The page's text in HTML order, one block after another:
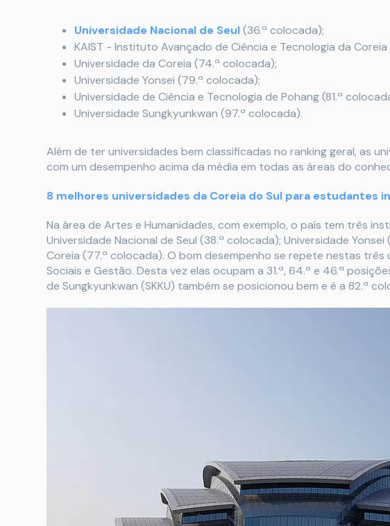
Universidade Nacional de Seul(36.ª colocada);
KAIST - Instituto Avançado de Ciência e Tecnologia da Coreia
Universidade da Coreia (74.ª colocada);
Universidade Yonsei (79.ª colocada);
Universidade de Ciência e Tecnologia de Pohang (81.ª
Universidade Sungkyunkwan (97.ª colocada).
Além de ter universidades bem classificadas no ranking geral, as
com um desempenho acima da média em todas as áreas do
8 melhores universidades da Coreia do Sul para estudantes
Na área de Artes e Humanidades, com exemplo, o país tem três
Universidade Nacional de Seul (38.ª colocada); Universidade
Coreia (77.ª colocada). O bom desempenho se repete nestas três
Sociais e Gestão. Desta vez elas ocupam a 31.ª, 64.ª e 46.ª
de Sungkyunkwan (SKKU) também se posicionou bem e é a 82.ª